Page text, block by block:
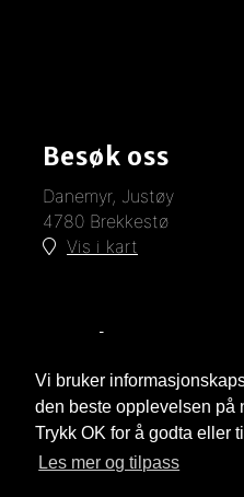
Vi bruker
den beste opplevelsen på
Trykk OK for å godta eller
Les mer og tilpass
Besøk oss
Danemyr, Justøy
4780 Brekkestø
Vis i kart
Telefon: +47 37 27 51 00
E-post:post@jfc.no